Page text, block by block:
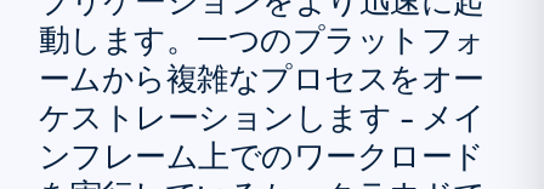
動します。一つのプラットフォ
ームから複雑なプロセスをオー
ケストレーションします - メイ
ンフレーム上でのワークロード